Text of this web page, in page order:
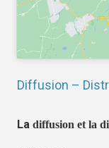
Diffusion –
La diffusion et la